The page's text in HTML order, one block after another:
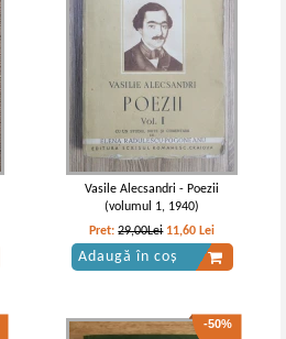
Vasile Alecsandri - Poezii
(volumul 1, 1940)
Pret:29,00Lei 11,60 Lei
Adaugă în coș
-50%